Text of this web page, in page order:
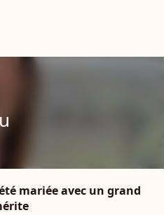
mariée avec un grand